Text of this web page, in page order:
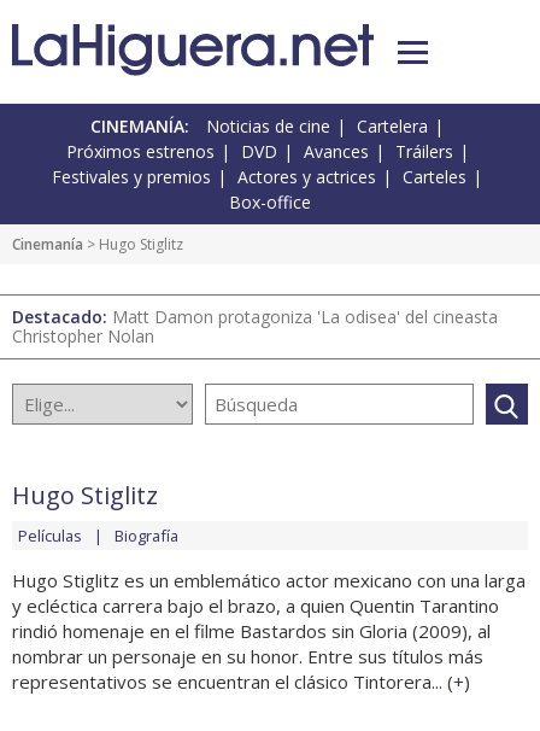
CINEMANÍA: Noticias de cine
Cartelera
Próximos estrenos
DVD Avances
Tráilers
Festivales y premios
Actores y actrices
Carteles
Box-office
Cinemanía > Hugo Stiglitz
Destacado: Matt Damon protagoniza 'La odisea' del cineasta
Christopher Nolan
Hugo Stiglitz
Películas Biografía
Hugo Stiglitz es un emblemático actor mexicano con una larga
y ecléctica carrera bajo el brazo, a quien Quentin Tarantino
rindió homenaje en el filme Bastardos sin Gloria (2009), al
nombrar un personaje en su honor. Entre sus títulos más
representativos se encuentran el clásico Tintorera... (+)